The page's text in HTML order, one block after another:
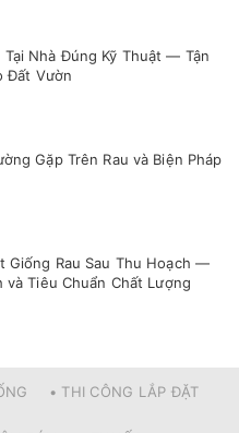
Tại Nhà Đúng Kỹ Thuật — Tận
Đất Vườn
Gặp Trên Rau và Biện Pháp
Giống Rau Sau Thu Hoạch —
và Tiêu Chuẩn Chất Lượng
• THI CÔNG LẮP ĐẶT